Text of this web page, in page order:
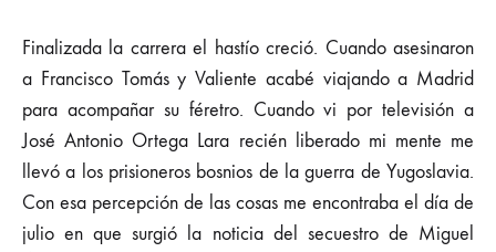
Finalizada la carrera el hastío creció. Cuando asesinaron
a Francisco Tomás y Valiente acabé viajando a Madrid
para acompañar su féretro. Cuando vi por televisión a
José Antonio Ortega Lara recién liberado mi mente me
llevó a los prisioneros bosnios de la guerra de Yugoslavia.
Con esa percepción de las cosas me encontraba el día de
julio en que surgió la noticia del secuestro de Miguel